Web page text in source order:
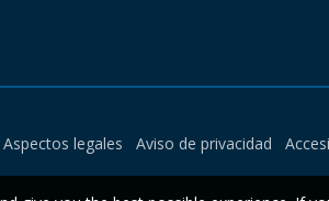
Aspectos legales Aviso de privacidad